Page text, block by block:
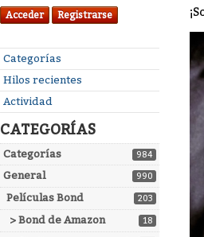
Acceder Registrarse
Enlaces
rápidos
Categorías
Hilos recientes
Actividad
CATEGORÍAS
984
Categorías
990
General
203
Películas Bond
18
> Bond de Amazon